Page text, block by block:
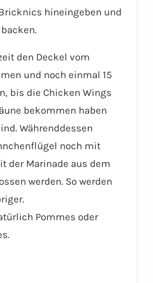
hineingeben und
den Deckel vom
und noch einmal 15
bis die Chicken Wings
bekommen haben
Währenddessen
noch mit
der Marinade aus dem
werden. So werden
Pommes oder